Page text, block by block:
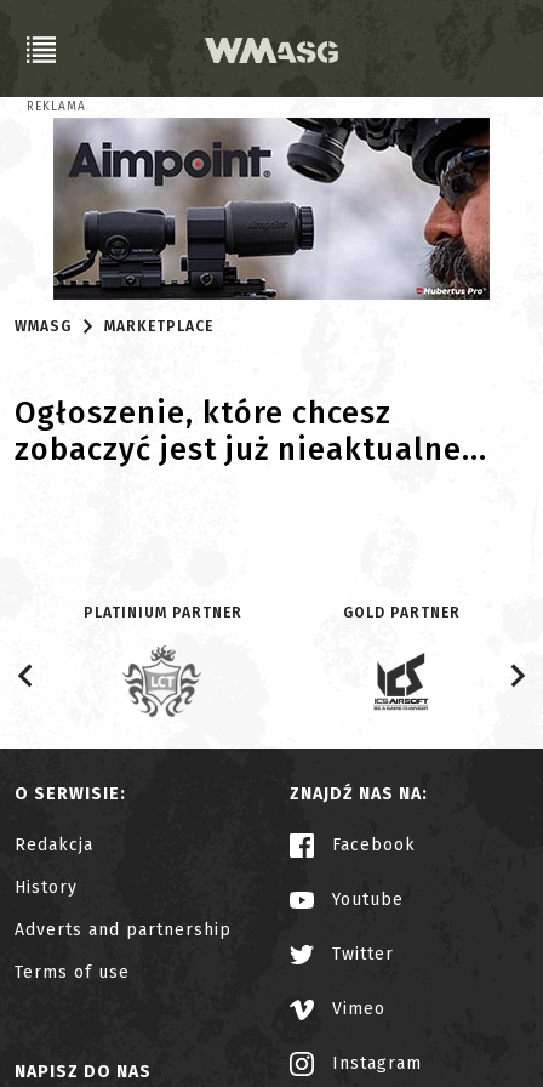
REKLAMA
WMASG MARKETPLACE
Ogłoszenie, które chcesz
zobaczyć jest już nieaktualne...
PLATINIUM PARTNER GOLD PARTNER
O SERWISIE:
Redakcja
History
Adverts and partnership
Terms of use
ZNAJDŹ NAS NA:
Facebook
Youtube
Twitter
Vimeo
Instagram
NAPISZ DO NAS